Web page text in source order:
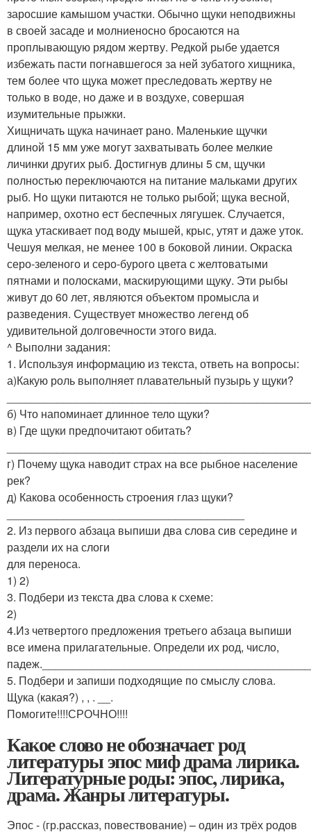
заросшие камышом участки. Обычно щуки не­подвижны
в своей засаде и молниеносно бросаются на
проплывающую рядом жертву. Редкой рыбе удается
избежать пасти погнавшегося за ней зубатого хищника,
тем более что щука может преследовать жертву не
только в воде, но даже и в воздухе, совершая
изумительные прыжки.
Хищничать щука начинает рано. Маленькие щучки
длиной 15 мм уже мо­гут захватывать более мелкие
личинки других рыб. Достигнув длины 5 см, щучки
полностью переключаются на питание мальками других
рыб. Но щуки питаются не только рыбой; щука весной,
например, охотно ест беспечных ля­гушек. Случается,
щука утаскивает под воду мышей, крыс, утят и даже уток.
Чешуя мелкая, не менее 100 в боковой линии. Окраска
серо-зеленого и се­ро-бурого цвета с желтоватыми
пятнами и полосками, маскирующими щуку. Эти рыбы
живут до 60 лет, являются объектом промысла и
разведения. Суще­ствует множество легенд об
удивительной долговечности этого вида.
^ Выполни задания:
1. Используя информацию из текста, ответь на вопросы:
а)Какую роль выполняет плавательный пузырь у щуки?
б) Что напоминает длинное тело щуки?
в) Где щуки предпочитают обитать?
г) Почему щука наводит страх на все рыбное население
рек?
д) Какова особенность строения глаз щуки?
2. Из первого абзаца выпиши два слова сив середине и
раздели их на слоги
для переноса.
1) 2)
3. Подбери из текста два слова к схеме:
2)
4.Из четвертого предложения третьего абзаца выпиши
все имена прилагательные. Определи их род, число,
5. Подбери и запиши подходящие по смыслу слова.
Щука (какая?) , , . __.
Помогите!!!!СРОЧНО!!!!
Какое слово не обозначает род
литературы эпос миф драма лирика.
Литературные роды: эпос, лирика,
драма. Жанры литературы.
Эпос - (гр.рассказ, повествование) – один из трёх родов